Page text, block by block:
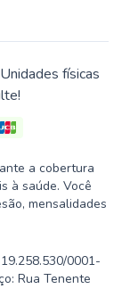
físicas
a cobertura
à saúde. Você
mensalidades
19.258.530/0001-
Rua Tenente